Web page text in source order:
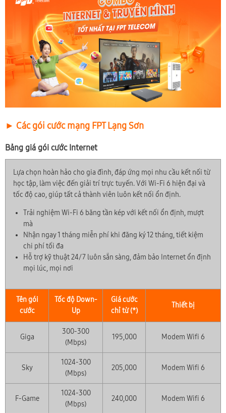
► Các gói cước mạng FPT Lạng Sơn
Bảng giá gói cước Internet
Lựa chọn hoàn hảo cho gia đình, đáp ứng mọi nhu cầu kết nối từ
học tập, làm việc đến giải trí trực tuyến. Với Wi-Fi 6 hiện đại và
tốc độ cao, giúp tất cả thành viên luôn kết nối ổn định.
Trải nghiệm Wi-Fi 6 băng tần kép với kết nối ổn định, mượt
mà
Nhận ngay 1 tháng miễn phí khi đăng ký 12 tháng, tiết kiệm
chi phí tối đa
Hỗ trợ kỹ thuật 24/7 luôn sẵn sàng, đảm bảo Internet ổn định
mọi lúc, mọi nơi
Tên gói
cước
Tốc độ Down-
Up
Giá cước
chỉ từ (*)
Thiết bị
Giga
300-300
(Mbps)
195,000 Modem Wifi 6
Sky
1024-300
(Mbps)
205,000 Modem Wifi 6
F-Game
1024-300
(Mbps)
240,000 Modem Wifi 6